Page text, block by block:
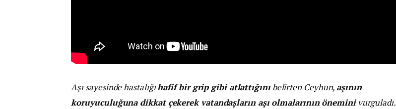
Aşı sayesinde hastalığıhafif bir grip gibi atlattığınıbelirten Ceyhun, aşının
koruyuculuğuna dikkat çekerek vatandaşların aşı olmalarının öneminivurguladı.